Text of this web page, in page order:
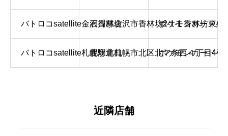
バトロコsatellite金沢香林坊石川県金沢市香林坊2-1-1 香林坊東急
ポケモンカードゲ
バトロコsatellite札幌駅北口北海道札幌市北区北７条西４丁目4番
ポケモンカードゲ
近隣店舗